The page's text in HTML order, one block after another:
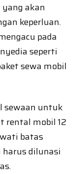
akan
keperluan.
pada
seperti
sewa mobil
sewaan untuk
rental mobil 12
batas
dilunasi